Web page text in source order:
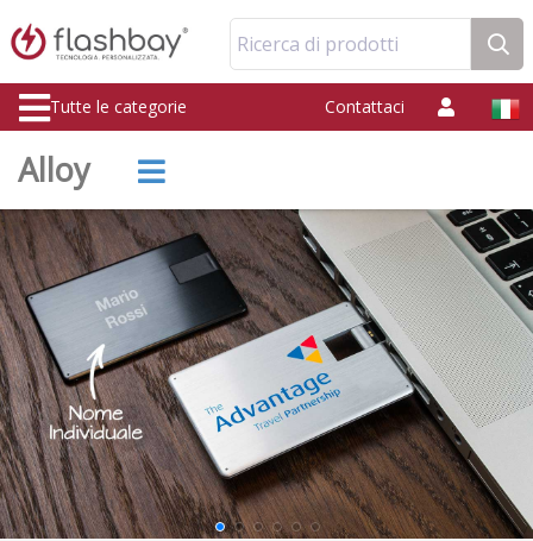
Ricerca di prodotti
Tutte le categorie Contattaci
Alloy